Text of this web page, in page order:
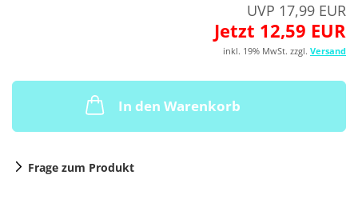
UVP 17,99 EUR
Jetzt 12,59 EUR
inkl. 19% MwSt. zzgl. Versand
In den Warenkorb
Frage zum Produkt